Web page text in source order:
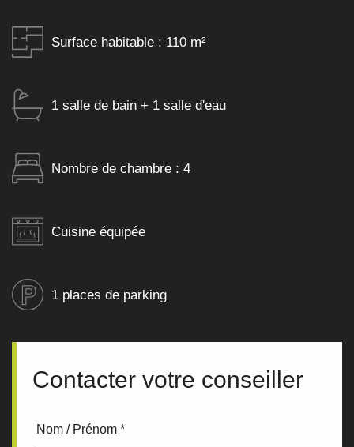
Surface habitable : 110 m²
1 salle de bain + 1 salle d'eau
Nombre de chambre : 4
Cuisine équipée
1 places de parking
Contacter votre conseiller